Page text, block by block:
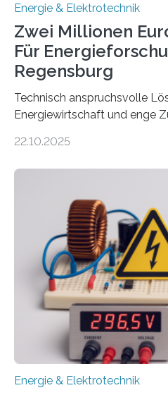
Energie & Elektrotechnik
Zwei Millionen
Für
Regensburg
Technisch anspruchsvolle
Energiewirtschaft und enge
neuen EU-geförderten
Energietechnologien werden
Sozialfonds Plus (ESF+)
Gesamtsumme von mehr als
Damit zählt die Hochschule
Gewinnerinnen der aktuellen
Bayerischen
Mittelpunkt steht der direkte
wissenschaftliche
22.10.2025
Energie & Elektrotechnik